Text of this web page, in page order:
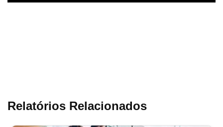
Relatórios Relacionados